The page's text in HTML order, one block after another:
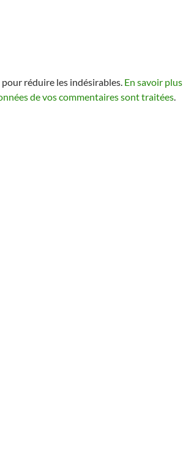
réduire les indésirables. En savoir plus
de vos commentaires sont traitées.